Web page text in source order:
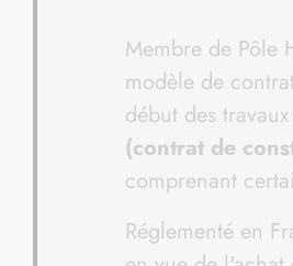
Membre de Pôle
modèle de
début des
(contrat de
comprenant
Réglementé en